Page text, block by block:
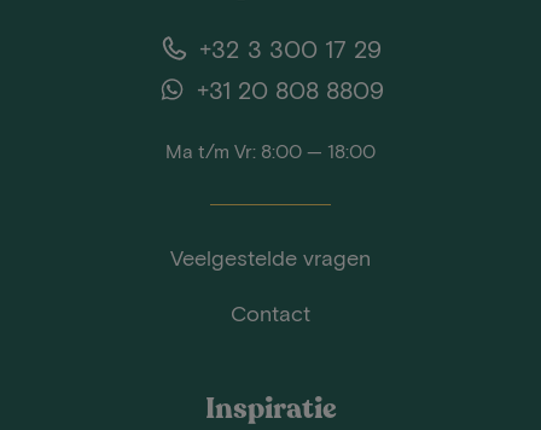
+32 3 300 17 29
+31 20 808 8809
Ma t/m Vr: 8:00 — 18:00
Veelgestelde vragen
Contact
Inspiratie